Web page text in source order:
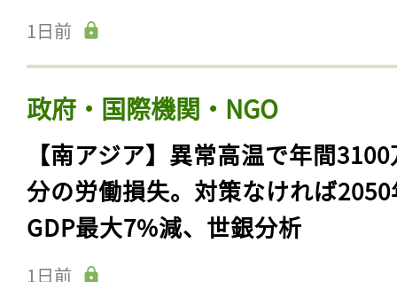
1日前
政府・国際機関・NGO
【南アジア】異常高温で年間
分の労働損失。対策なければ
GDP最大7%減、世銀分析
1日前